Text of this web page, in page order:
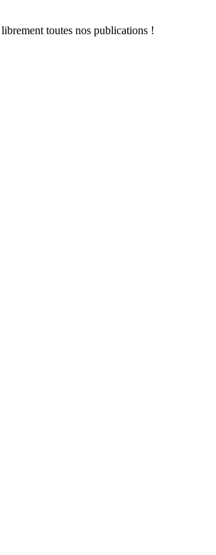
toutes nos publications !